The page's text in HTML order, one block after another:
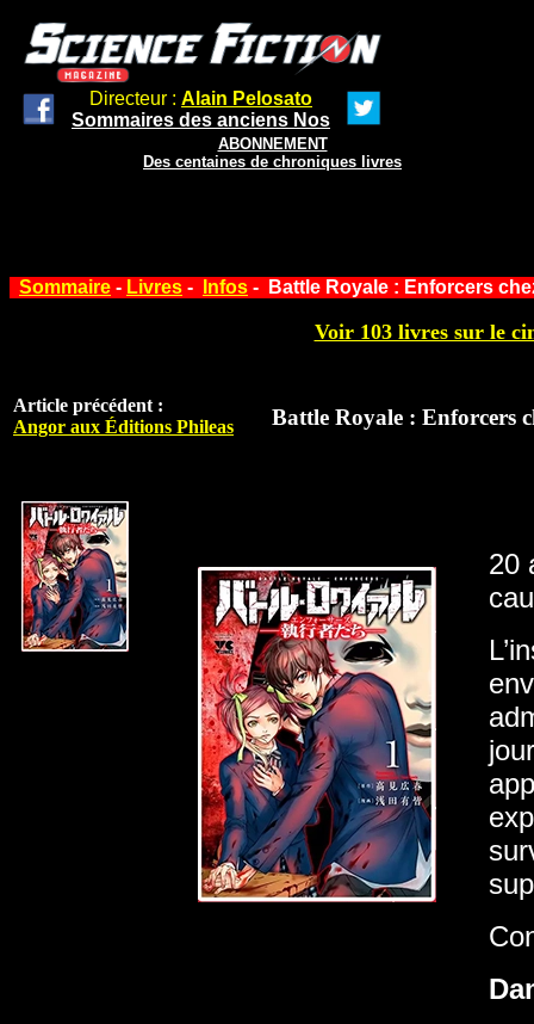
Directeur : Alain Pelosato
Sommaires des anciens Nos
ABONNEMENT
Des centaines de chroniques livres
Sommaire - Livres - Infos - Battle Royale : Enforcers
Voir 103 livres sur le
Article précédent :
Angor aux Éditions Phileas
Battle Royale : Enforcers
20